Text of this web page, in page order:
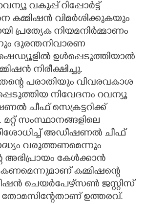
വകുപ്പ് റിപ്പോർട്ട്
കമ്മിഷൻ വിമർശിക്കുകയും
പ്രത്യേക നിയമനിർമ്മാണം
ദുരന്തനിവാരണ
ഷെഡ്യൂളിൽ ഉൾപ്പെടുത്തിയാൽ
നിരീക്ഷിച്ചു.
പരാതിയും വിവരവകാശ
നിവേദനം റവന്യൂ
ചീഫ് സെക്രട്ടറിക്ക്
മറ്റ് സംസ്ഥാനങ്ങളിലെ
അഡീഷണൽ ചീഫ്
വരുത്തണമെന്നും
അഭിപ്രായം കേൾക്കാൻ
കമ്മിഷന്റെ
ചെയർപേഴ്‌സൺ ജസ്റ്റിസ്
ഉത്തരവ്.